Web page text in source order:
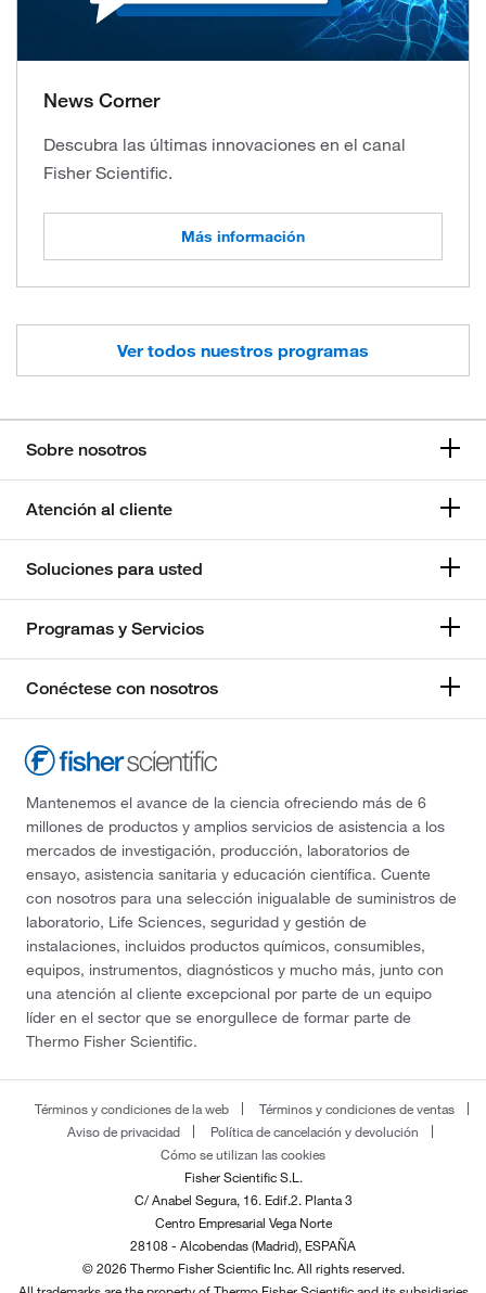
News Corner
Descubra las últimas innovaciones en el canal
Fisher Scientific.
Más información
Ver todos nuestros programas
Sobre nosotros
Atención al cliente
Soluciones para usted
Programas y Servicios
Conéctese con nosotros
Mantenemos el avance de la ciencia ofreciendo más de 6
millones de productos y amplios servicios de asistencia a los
mercados de investigación, producción, laboratorios de
ensayo, asistencia sanitaria y educación científica. Cuente
con nosotros para una selección inigualable de suministros de
laboratorio, Life Sciences, seguridad y gestión de
instalaciones, incluidos productos químicos, consumibles,
equipos, instrumentos, diagnósticos y mucho más, junto con
una atención al cliente excepcional por parte de un equipo
líder en el sector que se enorgullece de formar parte de
Thermo Fisher Scientific.
Términos y condiciones de la web
Términos y condiciones de ventas
Aviso de privacidad
Política de cancelación y devolución
Cómo se utilizan las cookies
Fisher Scientific S.L.
C/ Anabel Segura, 16. Edif.2. Planta 3
Centro Empresarial Vega Norte
28108 - Alcobendas (Madrid), ESPAÑA
© 2026 Thermo Fisher Scientific Inc. All rights reserved.